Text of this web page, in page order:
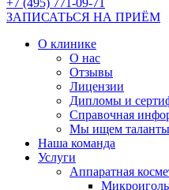
+7 (495) 771-09-71
ЗАПИСАТЬСЯ НА ПРИЁМ
О клинике
О нас
Отзывы
Лицензии
Дипломы и
Справочная
Мы ищем таланты
Наша команда
Услуги
Аппаратная